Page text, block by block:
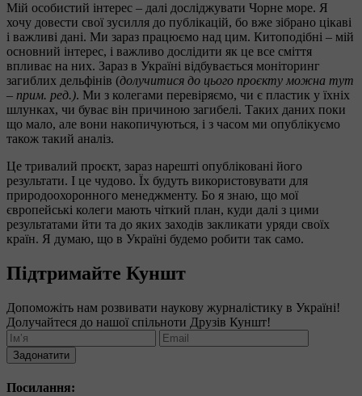
Мій особистий інтерес – далі досліджувати Чорне море. Я
хочу довести свої зусилля до публікацій, бо вже зібрано цікаві
і важливі дані. Ми зараз працюємо над цим. Китоподібні – мій
основний інтерес, і важливо дослідити як це все сміття
впливає на них. Зараз в Україні відбувається моніторинг
загиблих дельфінів (долучитися до цього проєкту можна тут
– прим. ред.). Ми з колегами перевіряємо, чи є пластик у їхніх
шлунках, чи буває він причиною загибелі. Таких даних поки
що мало, але вони накопичуються, і з часом ми опублікуємо
також такий аналіз.
Це тривалий проєкт, зараз нарешті опубліковані його
результати. І це чудово. Їх будуть використовувати для
природоохоронного менеджменту. Бо я знаю, що мої
європейські колеги мають чіткий план, куди далі з цими
результатами йти та до яких заходів закликати уряди своїх
країн. Я думаю, що в Україні будемо робити так само.
Підтримайте Куншт
Допоможіть нам розвивати наукову журналістику в Україні!
Долучайтеся до нашої спільноти Друзів Куншт!
Задонатити
Посилання: